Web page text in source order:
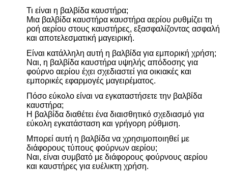
Τι είναι η βαλβίδα καυστήρα;
Μια βαλβίδα καυστήρα καυστήρα αερίου ρυθμίζει τη
ροή αερίου στους καυστήρες, εξασφαλίζοντας ασφαλή
και αποτελεσματική μαγειρική.
Είναι κατάλληλη αυτή η βαλβίδα για εμπορική χρήση;
Ναι, η βαλβίδα καυστήρα υψηλής απόδοσης για
φούρνο αερίου έχει σχεδιαστεί για οικιακές και
εμπορικές εφαρμογές μαγειρέματος.
Πόσο εύκολο είναι να εγκαταστήσετε την βαλβίδα
καυστήρα;
Η βαλβίδα διαθέτει ένα διαισθητικό σχεδιασμό για
εύκολη εγκατάσταση και γρήγορη ρύθμιση.
Μπορεί αυτή η βαλβίδα να χρησιμοποιηθεί με
διάφορους τύπους φούρνων αερίου;
Ναι, είναι συμβατό με διάφορους φούρνους αερίου
και καυστήρες για ευέλικτη χρήση.